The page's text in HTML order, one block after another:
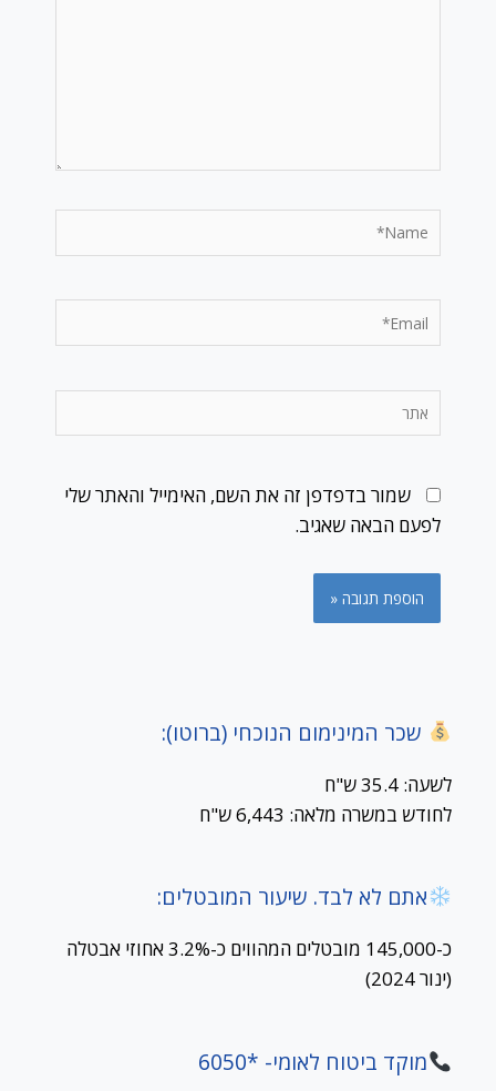
Name*
Email*
אתר
שמור בדפדפן זה את השם, האימייל והאתר שלי
לפעם הבאה שאגיב.
שכר המינימום הנוכחי (ברוטו):
לשעה: 35.4 ש"ח
לחודש במשרה מלאה: 6,443 ש"ח
אתם לא לבד. שיעור המובטלים:
כ-145,000 מובטלים המהווים כ-3.2% אחוזי אבטלה
(ינור 2024)
מוקד ביטוח לאומי- *6050